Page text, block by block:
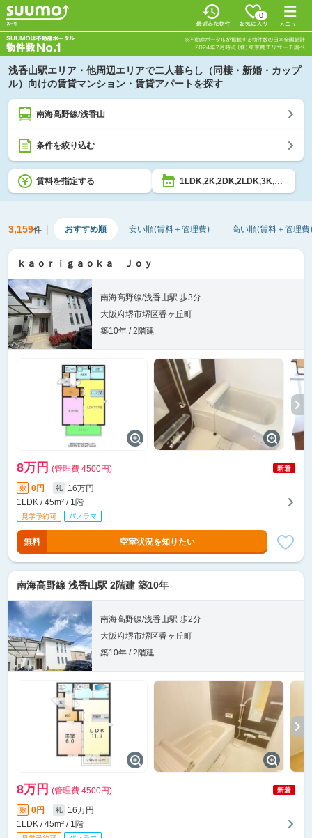
0
浅香山駅エリア・他周辺エリアで二人暮らし（同棲・新婚・カップ
ル）向けの賃貸マンション・賃貸アパートを探す
南海高野線/浅香山
条件を絞り込む
賃料を指定する 1LDK,2K,2DK,2LDK,3K,3DK,3LDK,4K,4DK,4LDK,5K以上
3,159件 おすすめ順 安い順(賃料＋管理費) 高い順(賃料＋管理費)
ｋａｏｒｉｇａｏｋａ Ｊｏｙ
南海高野線/浅香山駅 歩3分
大阪府堺市堺区香ヶ丘町
築10年 / 2階建
8万円 (管理費 4500円)
敷 0円 礼
16万円
1LDK / 45m² / 1階
無料 空室状況を知りたい
南海高野線 浅香山駅 2階建 築10年
南海高野線/浅香山駅 歩2分
大阪府堺市堺区香ヶ丘町
築10年 / 2階建
8万円 (管理費 4500円)
敷 0円 礼
16万円
1LDK / 45m² / 1階